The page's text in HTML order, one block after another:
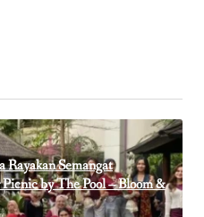
Rayakan Semangat
by The Pool – Bloom &